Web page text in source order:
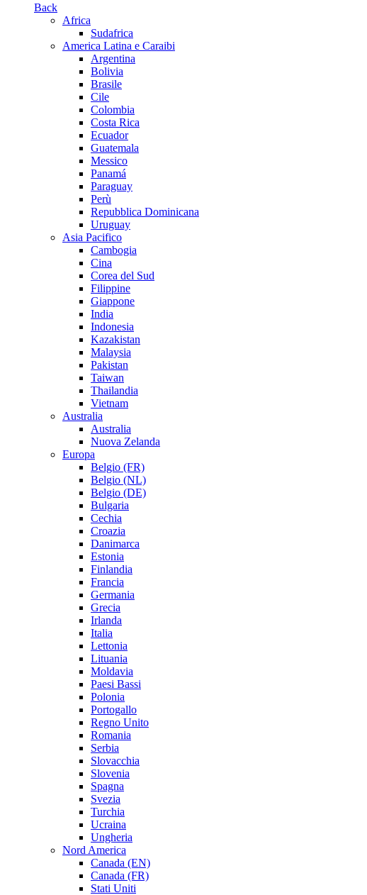
Back
Africa
Sudafrica
America Latina e Caraibi
Argentina
Bolivia
Brasile
Cile
Colombia
Costa Rica
Ecuador
Guatemala
Messico
Panamá
Paraguay
Perù
Repubblica Dominicana
Uruguay
Asia Pacifico
Cambogia
Cina
Corea del Sud
Filippine
Giappone
India
Indonesia
Kazakistan
Malaysia
Pakistan
Taiwan
Thailandia
Vietnam
Australia
Australia
Nuova Zelanda
Europa
Belgio (FR)
Belgio (NL)
Belgio (DE)
Bulgaria
Cechia
Croazia
Danimarca
Estonia
Finlandia
Francia
Germania
Grecia
Irlanda
Italia
Lettonia
Lituania
Moldavia
Paesi Bassi
Polonia
Portogallo
Regno Unito
Romania
Serbia
Slovacchia
Slovenia
Spagna
Svezia
Turchia
Ucraina
Ungheria
Nord America
Canada (EN)
Canada (FR)
Stati Uniti